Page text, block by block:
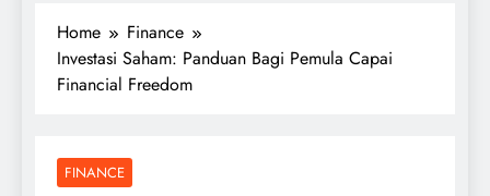
Home
Finance
Investasi Saham: Panduan Bagi Pemula Capai
Financial Freedom
FINANCE